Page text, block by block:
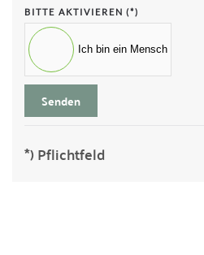
BITTE AKTIVIEREN (*)
Ich bin ein Mensch
Senden
*) Pflichtfeld